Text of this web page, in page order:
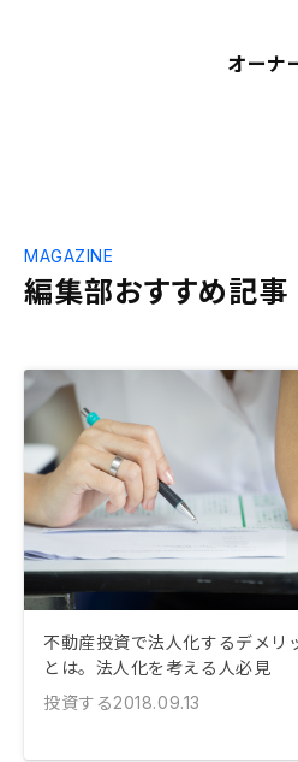
オーナ
編集部おすすめ記事
MAGAZINE
不動産投資で法人化するデメリ
とは。法人化を考える人必見
投資する2018.09.13